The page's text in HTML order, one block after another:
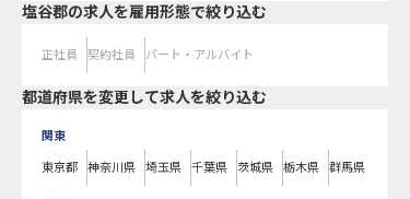
塩谷郡の求人を雇用形態で絞り込む
正社員 契約社員 パート・アルバイト
都道府県を変更して求人を絞り込む
関東
東京都 神奈川県 埼玉県 千葉県 茨城県 栃木県 群馬県